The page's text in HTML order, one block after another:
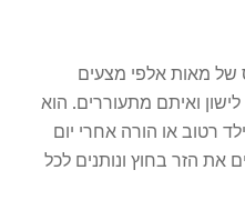
של מאות אלפי מצעים
ואיתם מתעוררים. הוא
רטוב או הורה אחרי יום
את הזר בחוץ ונותנים לכל